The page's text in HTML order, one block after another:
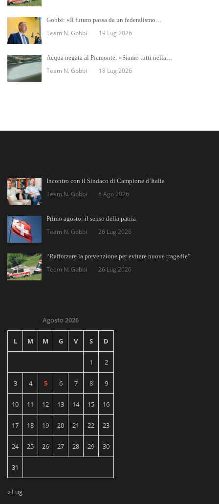
Gobbi: «Il futuro passa da un federalismo…
Team N. Gobbi 19 Lug 2026
Acqua negata al Piemonte: «Siamo tutti nella…
Team N. Gobbi 18 Lug 2026
Incontro con il Sindaco di Campione d’Italia
Team N. Gobbi 5 Ago 2026
Primo agosto: il senso della patria
Team N. Gobbi 26 Lug 2026
“Rafforzare la prevenzione per evitare nuove tragedie”
Team N. Gobbi 26 Lug 2026
Agosto 2026
L M M G V S D
1 2
3 4 5 6 7 8 9
10 11 12 13 14 15 16
17 18 19 20 21 22 23
24 25 26 27 28 29 30
31
« Lug